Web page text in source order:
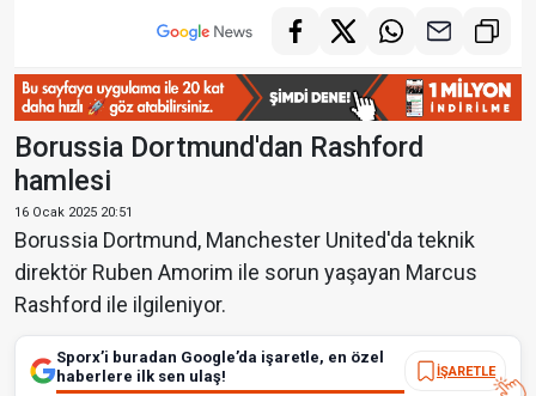
Borussia Dortmund'dan Rashford
hamlesi
16 Ocak 2025 20:51
Borussia Dortmund, Manchester United'da teknik
direktör Ruben Amorim ile sorun yaşayan Marcus
Rashford ile ilgileniyor.
Sporx’i buradan Google’da işaretle, en özel
haberlere ilk sen ulaş!
İŞARETLE